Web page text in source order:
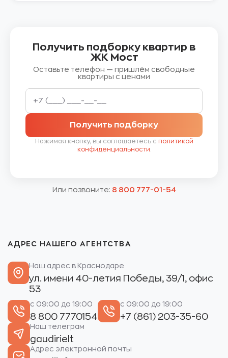
Получить подборку квартир в
ЖК Мост
Оставьте телефон — пришлём свободные
квартиры с ценами
Получить подборку
Нажимая кнопку, вы соглашаетесь с политикой
конфиденциальности
Или позвоните: 8 800 777-01-54
АДРЕС НАШЕГО АГЕНТСТВА
Наш адрес в Краснодаре
ул. имени 40-летия Победы, 39/1, офис
53
с 09:00 до 19:00
8 800 7770154
с 09:00 до 19:00
+7 (861) 203-35-60
Наш телеграм
gaudirielt
Адрес электронной почты